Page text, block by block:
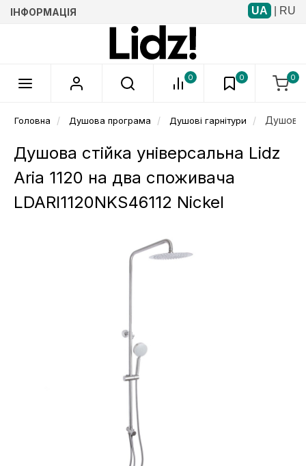
ІНФОРМАЦІЯ UA RU
0 0 0
Головна Душова програма Душові гарнітури Душова
Душова стійка універсальна Lidz
Aria 1120 на два споживача
LDARI1120NKS46112 Nickel